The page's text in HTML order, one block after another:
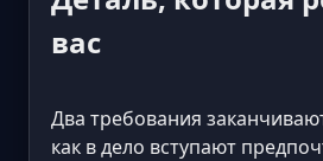
вас
Два требования
как в дело вступают